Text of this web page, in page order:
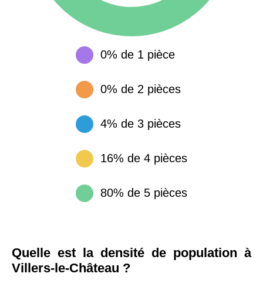
0% de 1 pièce
0% de 2 pièces
4% de 3 pièces
16% de 4 pièces
80% de 5 pièces
Quelle est la densité de population à
Villers-le-Château ?